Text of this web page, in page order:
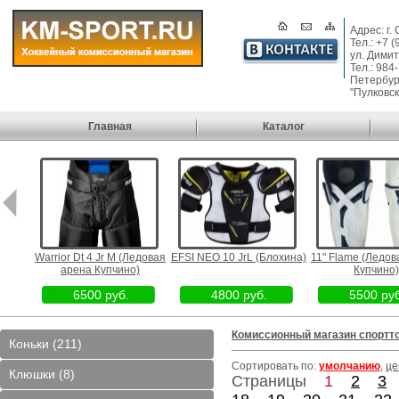
Адрес: г.
Тел.: +7
ул.
Тел.:
Главная Каталог
Warrior Dt 4 Jr M (Ледовая
арена Купчино)
6500 руб.
EFSI NEO 10 JrL (Блохина)
4800 руб.
11" Flame
Купчино)
5500
Коньки (211)
Клюшки (8)
Комиссионный магазин
Сортировать по: умолчанию,
Страницы 1 2
3